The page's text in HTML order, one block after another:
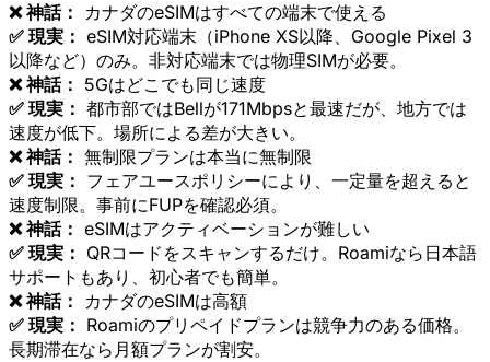
❌ 神話：
カナダのeSIMはすべての端末で使える
✅ 現実： eSIM対応端末（iPhone XS以降、Google Pixel 3
以降など）のみ。非対応端末では物理SIMが必要。
❌ 神話： 5Gはどこでも同じ速度
✅ 現実： 都市部ではBellが171Mbpsと最速だが、地方では
速度が低下。場所による差が大きい。
❌ 神話： 無制限プランは本当に無制限
✅ 現実： フェアユースポリシーにより、一定量を超えると
速度制限。事前にFUPを確認必須。
❌ 神話： eSIMはアクティベーションが難しい
✅ 現実： QRコードをスキャンするだけ。Roamiなら日本語
サポートもあり、初心者でも簡単。
❌ 神話：
カナダのeSIMは高額
✅ 現実： Roamiのプリペイドプランは競争力のある価格。
長期滞在なら月額プランが割安。